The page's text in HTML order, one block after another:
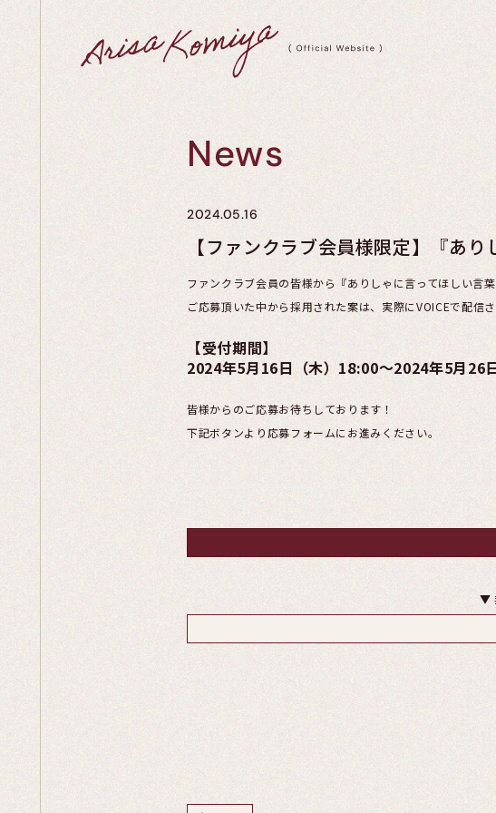
News
2024.05.16
【ファンクラブ会員様限定】『あ
ファンクラブ会員の皆様から『ありしゃに言ってほしい言
ご応募頂いた中から採用された案は、実際にVOICEで配信
【受付期間】
2024年5月16日（木）18:00〜2024年5月26
皆様からのご応募お待ちしております！
下記ボタンより応募フォームにお進みください。
▼